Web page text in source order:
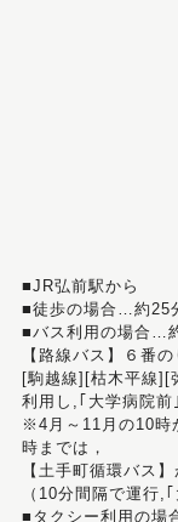
■JR弘前駅から
■徒歩の場合…約25
■バス利用の場合…
【路線バス】６番
[駒越線][枯木平線][
利用し,｢大学病院前
※4月～11月の10時
時までは，
【土手町循環バス
（10分間隔で運行,
■タクシー利用の場